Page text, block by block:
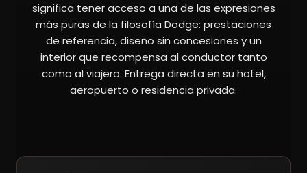
significa tener acceso a una de las expresiones
más puras de la filosofía Dodge: prestaciones
de referencia, diseño sin concesiones y un
interior que recompensa al conductor tanto
como al viajero. Entrega directa en su hotel,
aeropuerto o residencia privada.